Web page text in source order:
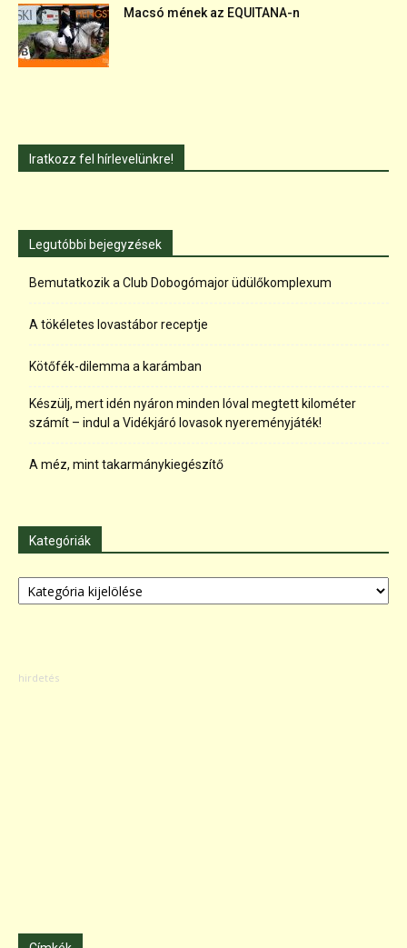
Macsó mének az EQUITANA-n
Iratkozz fel hírlevelünkre!
Legutóbbi bejegyzések
Bemutatkozik a Club Dobogómajor üdülőkomplexum
A tökéletes lovastábor receptje
Kötőfék-dilemma a karámban
Készülj, mert idén nyáron minden lóval megtett kilométer
számít – indul a Vidékjáró lovasok nyereményjáték!
A méz, mint takarmánykiegészítő
Kategóriák
Kategóriák